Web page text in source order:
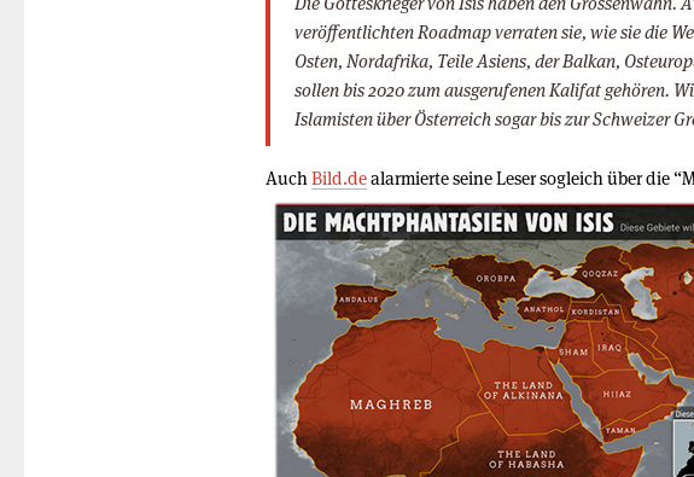
veröffentlichten Roadmap verraten sie, wie sie die
Osten, Nordafrika, Teile Asiens, der Balkan,
sollen bis 2020 zum ausgerufenen Kalifat gehören.
Islamisten über Österreich sogar bis zur Schweizer
Auch Bild.dealarmierte seine Leser sogleich über die